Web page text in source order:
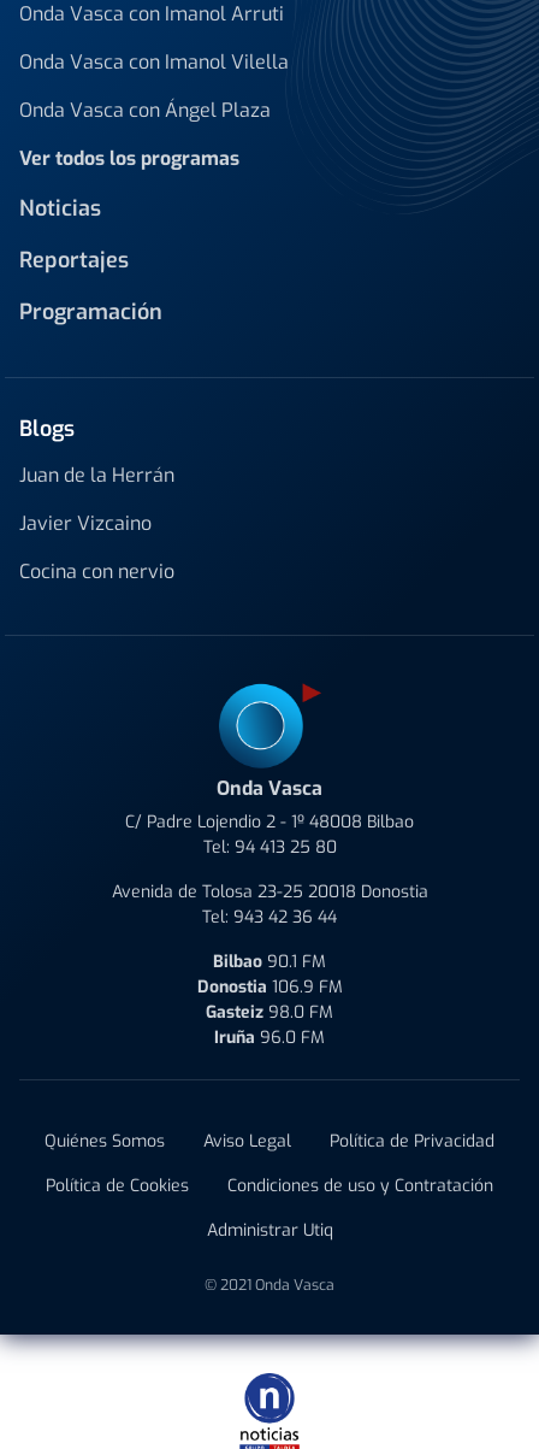
Onda Vasca con Imanol Arruti
Onda Vasca con Imanol Vilella
Onda Vasca con Ángel Plaza
Ver todos los programas
Noticias
Reportajes
Programación
Blogs
Juan de la Herrán
Javier Vizcaino
Cocina con nervio
Onda Vasca
C/ Padre Lojendio 2 - 1º 48008 Bilbao
Tel: 94 413 25 80
Avenida de Tolosa 23-25 20018 Donostia
Tel: 943 42 36 44
Bilbao 90.1 FM
Donostia 106.9 FM
Gasteiz 98.0 FM
Iruña 96.0 FM
Quiénes Somos Aviso Legal
Política de Privacidad
Política de Cookies
Condiciones de uso y Contratación
Administrar Utiq
© 2021 Onda Vasca